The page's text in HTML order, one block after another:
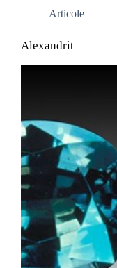
Articole
Alexandrit